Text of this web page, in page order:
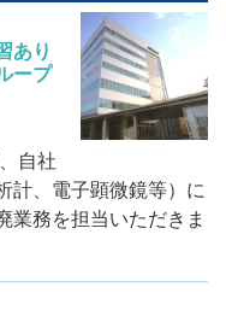
あり
ープ
自社
計、電子顕微鏡等）に
業務を担当いただきま